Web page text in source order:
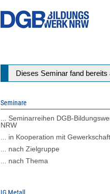
Statusmeldung
Dieses Seminar fand
Seminare
... Seminarreihen DGB-
NRW
... in Kooperation mit
... nach Zielgruppe
... nach Thema